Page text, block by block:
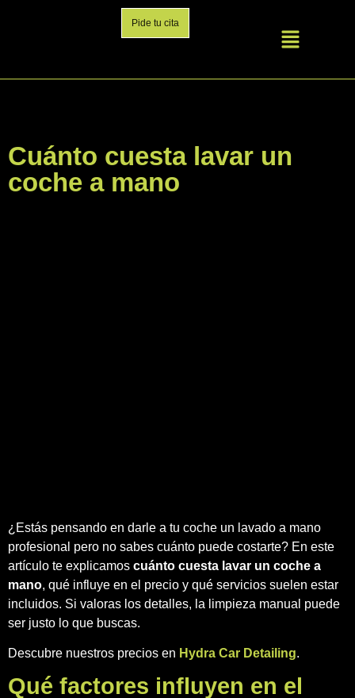
Pide tu cita
Cuánto cuesta lavar un
coche a mano
¿Estás pensando en darle a tu coche un lavado a mano
profesional pero no sabes cuánto puede costarte? En este
artículo te explicamos cuánto cuesta lavar un coche a
mano, qué influye en el precio y qué servicios suelen estar
incluidos. Si valoras los detalles, la limpieza manual puede
ser justo lo que buscas.
Descubre nuestros precios en Hydra Car Detailing.
Qué factores influyen en el